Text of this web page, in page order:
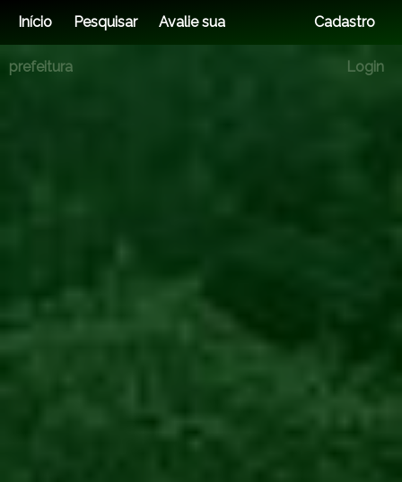
Início Pesquisar Avalie sua
prefeitura
Cadastro
Login